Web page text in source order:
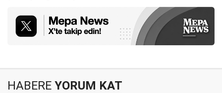
HABERE YORUM KAT